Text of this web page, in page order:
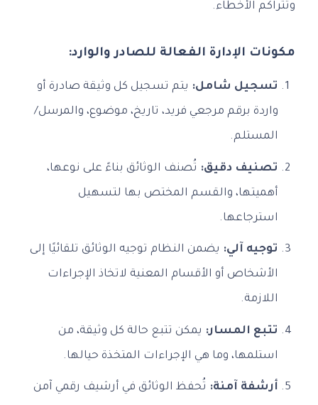
وتتراكم الأخطاء.
مكونات الإدارة الفعالة للصادر والوارد:
تسجيل شامل: يتم تسجيل كل وثيقة صادرة أو
واردة برقم مرجعي فريد، تاريخ، موضوع، والمرسل/
المستلم.
تصنيف دقيق: تُصنف الوثائق بناءً على نوعها،
أهميتها، والقسم المختص بها لتسهيل
استرجاعها.
توجيه آلي: يضمن النظام توجيه الوثائق تلقائيًا إلى
الأشخاص أو الأقسام المعنية لاتخاذ الإجراءات
اللازمة.
تتبع المسار: يمكن تتبع حالة كل وثيقة، من
استلمها، وما هي الإجراءات المتخذة حيالها.
أرشفة آمنة: تُحفظ الوثائق في أرشيف رقمي آمن